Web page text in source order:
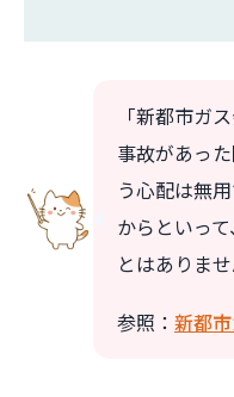
「新都市ガ
事故があっ
う心配は無
からといっ
とはありませ
参照： 新都